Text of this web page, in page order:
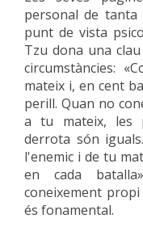
personal de
punt de vista
Tzu dona una
circumstàncies:
mateix i, en cent
perill. Quan no
a tu mateix, les
derrota són
l'enemic i de tu
en cada
coneixement
és fonamental.